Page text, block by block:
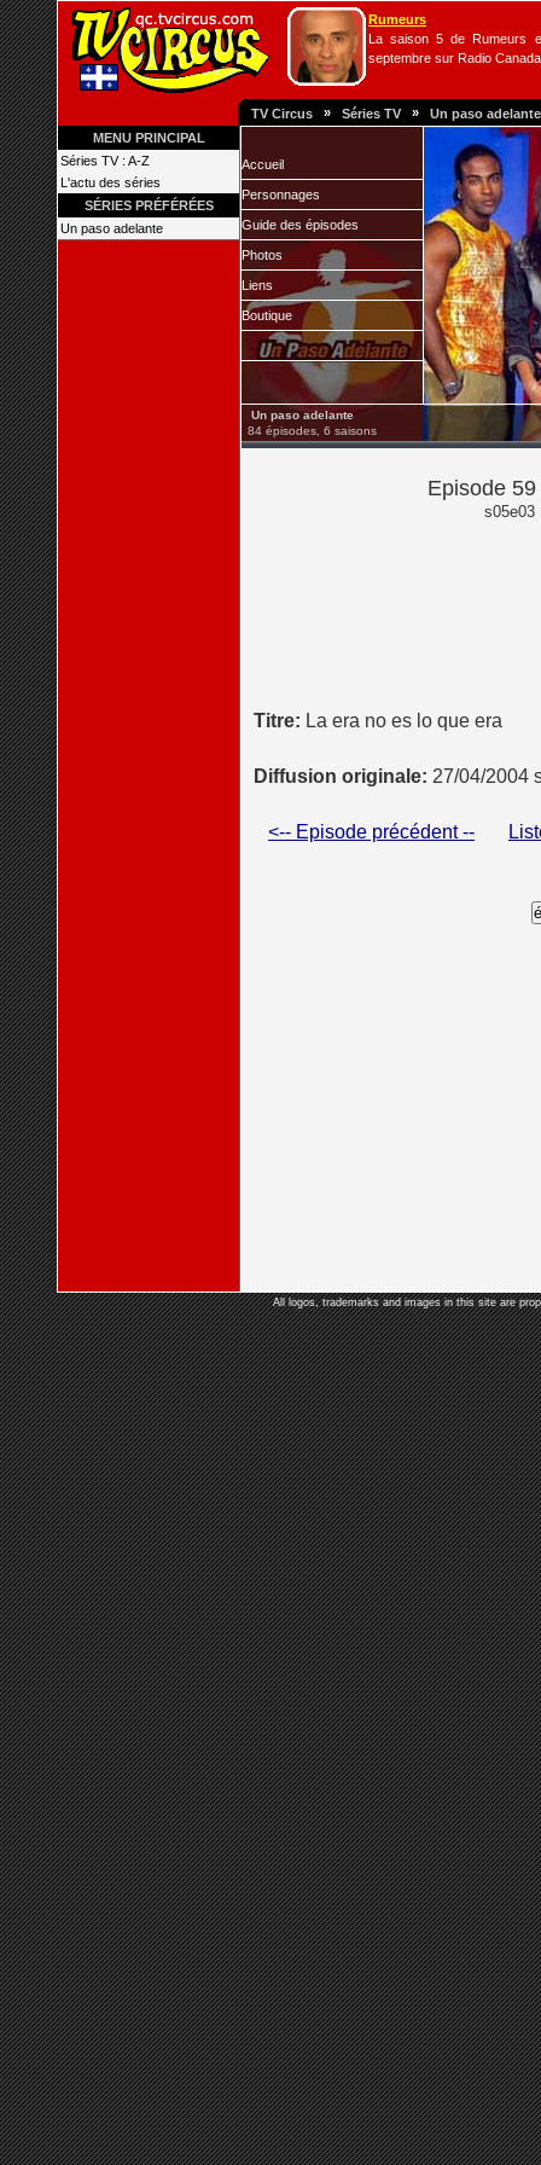
Rumeurs
La saison 5 de Rumeurs
septembre sur Radio
TV Circus » Séries TV » Un paso adelante
MENU PRINCIPAL
Séries TV : A-Z
L'actu des séries
SÉRIES PRÉFÉRÉES
Un paso adelante
Accueil
Personnages
Guide des épisodes
Photos
Liens
Boutique
Un paso adelante
84 épisodes, 6 saisons
Episode
s05e03
Titre: La era no es lo que era
Diffusion originale: 27/04/2004
<-- Episode précédent --
All logos, trademarks and images in this site are